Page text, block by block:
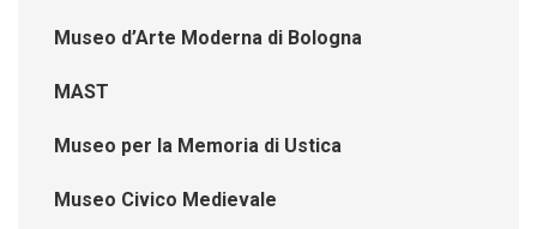
Museo d’Arte Moderna di Bologna
MAST
Museo per la Memoria di Ustica
Museo Civico Medievale